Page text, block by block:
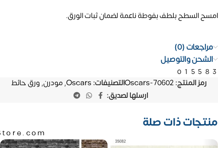
امسح السطح بلطف بفوطة ناعمة لضمان ثبات الورق.
مراجعات (0)
الشحن والتوصيل
رمز المنتج:Oscars-70602التصنيفات: Oscars
,مودرن, ورق حائط
ارسلها لصديق:
منتجات ذات صلة